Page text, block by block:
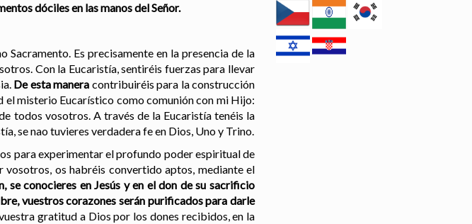
dóciles en las manos del Señor.
Es precisamente en la presencia de la
Con la Eucaristía, sentiréis fuerzas para llevar
De esta manera contribuiréis para la construcción
el misterio Eucarístico como comunión con mi Hijo:
todos vosotros. A través de la Eucaristía tenéis la
se nao tuvieres verdadera fe en Dios, Uno y Trino.
para experimentar el profundo poder espiritual de
os habréis convertido aptos, mediante el
se conocieres en Jesús y en el don de su sacrificio
vuestros corazones serán purificados para darle
gratitud a Dios por los dones recibidos, en la